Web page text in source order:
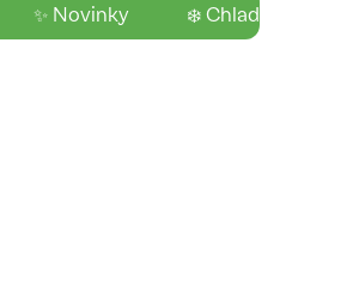
✨ Novinky ❄️ Chladící